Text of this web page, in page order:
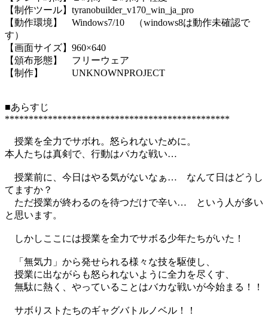
【制作ツール】tyranobuilder_v170_win_ja_pro
【動作環境】 Windows7/10 （windows8は動作未確認で
す）
【画面サイズ】960×640
【頒布形態】 フリーウェア
【制作】 UNKNOWNPROJECT
■あらすじ
***********************************************
授業を全力でサボれ。怒られないために。
本人たちは真剣で、行動はバカな戦い…
授業前に、今日はやる気がないなぁ… なんて日はどうし
てますか？
ただ授業が終わるのを待つだけで辛い… という人が多い
と思います。
しかしここには授業を全力でサボる少年たちがいた！
「無気力」から発せられる様々な技を駆使し、
授業に出ながらも怒られないように全力を尽くす、
無駄に熱く、やっていることはバカな戦いが今始まる！！
サボりストたちのギャグバトルノベル！！